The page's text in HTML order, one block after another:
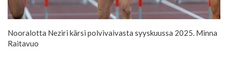
Nooralotta Neziri kärsi polvivaivasta syyskuussa 2025. Minna
Raitavuo